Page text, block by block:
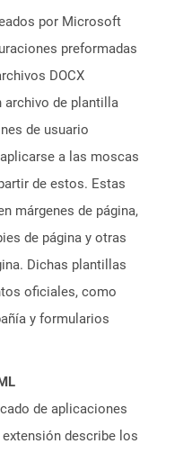
por Microsoft
preformadas
DOCX
archivo de plantilla
de usuario
a las moscas
de estos. Estas
márgenes de página,
de página y otras
Dichas plantillas
oficiales, como
y formularios
de aplicaciones
describe los